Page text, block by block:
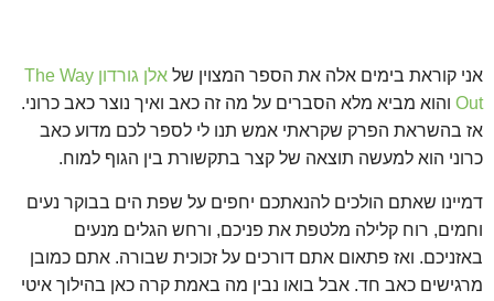
אני קוראת בימים אלה את הספר המצוין של
אלן גורדון The Way
Out והוא מביא מלא הסברים על מה זה כאב ואיך נוצר כאב כרוני.
אז בהשראת הפרק שקראתי אמש תנו לי לספר לכם מדוע כאב
כרוני הוא למעשה תוצאה של קצר בתקשורת בין הגוף למוח.
דמיינו שאתם הולכים להנאתכם יחפים על שפת הים בבוקר נעים
וחמים, רוח קלילה מלטפת את פניכם, ורחש הגלים מנעים
באזניכם. ואז פתאום אתם דורכים על זכוכית שבורה. אתם כמובן
מרגישים כאב חד. אבל בואו נבין מה באמת קרה כאן בהילוך איטי